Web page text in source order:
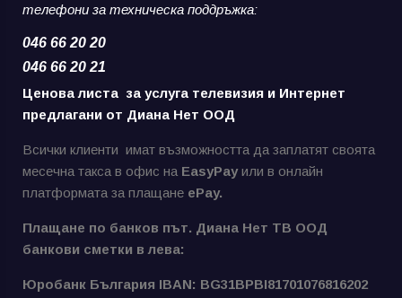
телефони за техническа поддръжка:
046 66 20 20
046 66 20 21
Ценова листа за услуга телевизия и Интернет
предлагани от Диана Нет ООД
Всички клиенти имат възможността да заплатят своята
месечна такса в офис на EasyPayили в онлайн
платформата за плащане ePay.
Плащане по банков път. Диана Нет ТВ ООД
банкови сметки в лева:
Юробанк България IBAN: BG31BPBI81701076816202